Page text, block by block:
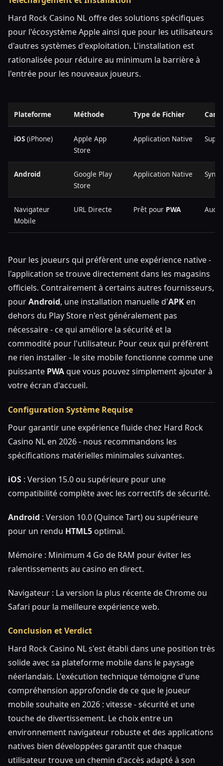
Hard Rock Casino NL offre des solutions spécifiques
pour l'écosystème Apple ainsi que pour les utilisateurs
d'autres systèmes d'exploitation. L'installation est
rationalisée pour réduire au minimum la barrière à
l'entrée pour les nouveaux joueurs.
Plateforme Méthode Type de Fichier
iOS (iPhone)
Apple App
Store
Application Native
Android
Google Play
Store
Application Native
Navigateur
Mobile
URL Directe Prêt pour PWA
Pour les joueurs qui préfèrent une expérience native -
l'application se trouve directement dans les magasins
officiels. Contrairement à certains autres fournisseurs,
pourAndroid, une installation manuelle d'APK en
dehors du Play Store n'est généralement pas
nécessaire - ce qui améliore la sécurité et la
commodité pour l'utilisateur. Pour ceux qui préfèrent
ne rien installer - le site mobile fonctionne comme une
puissante PWAque vous pouvez simplement ajouter à
votre écran d'accueil.
Configuration Système Requise
Pour garantir une expérience fluide chez Hard Rock
Casino NL en 2026 - nous recommandons les
spécifications matérielles minimales suivantes.
iOS : Version 15.0 ou supérieure pour une
compatibilité complète avec les correctifs de sécurité.
Android : Version 10.0 (Quince Tart) ou supérieure
pour un rendu HTML5 optimal.
Mémoire : Minimum 4 Go de RAM pour éviter les
ralentissements au casino en direct.
Navigateur : La version la plus récente de Chrome ou
Safari pour la meilleure expérience web.
Conclusion et Verdict
Hard Rock Casino NL s'est établi dans une position très
solide avec sa plateforme mobile dans le paysage
néerlandais. L'exécution technique témoigne d'une
compréhension approfondie de ce que le joueur
mobile souhaite en 2026 : vitesse - sécurité et une
touche de divertissement. Le choix entre un
environnement navigateur robuste et des applications
natives bien développées garantit que chaque
utilisateur trouve un chemin d'accès adapté à son